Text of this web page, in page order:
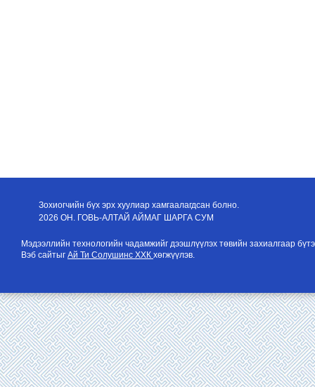
Зохиогчийн бүх эрх хуулиар хамгаалагдсан болно.
2026 ОН. ГОВЬ-АЛТАЙ АЙМАГ ШАРГА СУМ
Мэдээллийн технологийн чадамжийг дээшлүүлэх төвийн захиалгаар
Вэб сайтыг Ай Ти Солушинс ХХК хөгжүүлэв.